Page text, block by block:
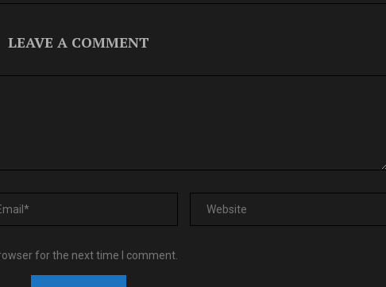
LEAVE A COMMENT
for the next time I comment.